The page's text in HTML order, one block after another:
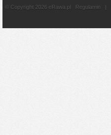
© Copyright 2026 eRawa.pl Regulamin |